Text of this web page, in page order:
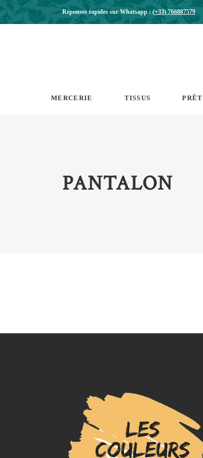
Réponses rapides sur Whatsapp :(+33) 766807579
MERCERIE TISSUS
PANTALON